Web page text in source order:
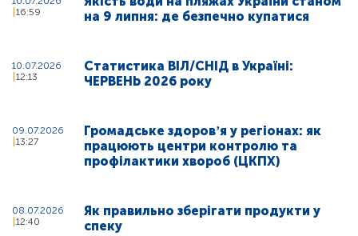
16:59
на 9 липня: де безпечно купатися
10.07.2026
12:13
Статистика ВІЛ/СНІД в Україні:
ЧЕРВЕНЬ 2026 року
09.07.2026
13:27
Громадське здоровʼя у регіонах: як
працюють центри контролю та
профілактики хвороб (ЦКПХ)
08.07.2026
12:40
Як правильно зберігати продукти у
спеку